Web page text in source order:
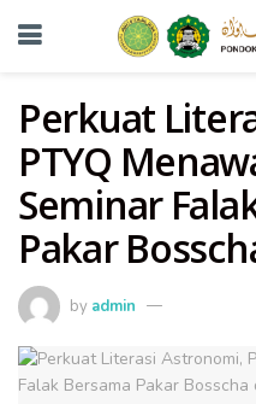
Perkuat
PTYQ
Seminar
Pakar
by admin